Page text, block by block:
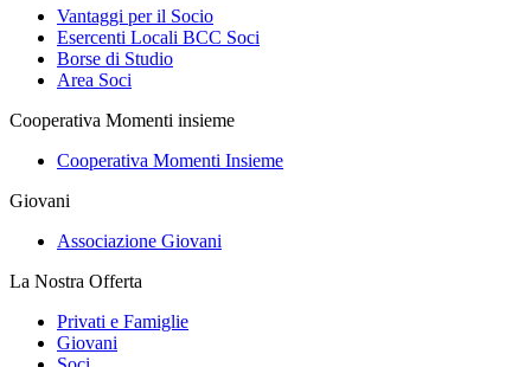
Vantaggi per il Socio
Esercenti Locali BCC Soci
Borse di Studio
Area Soci
Cooperativa Momenti insieme
Cooperativa Momenti Insieme
Giovani
Associazione Giovani
La Nostra Offerta
Privati e Famiglie
Giovani